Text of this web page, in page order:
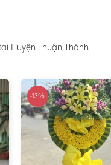
Huyện Thuận Thành .
-13%